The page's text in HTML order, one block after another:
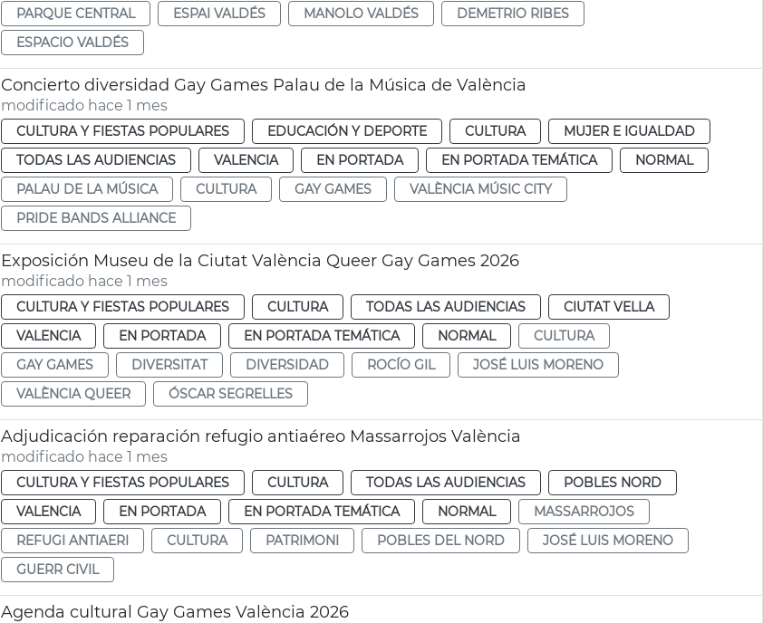
PARQUE CENTRAL
ESPAI VALDÉS MANOLO VALDÉS
DEMETRIO RIBES
ESPACIO VALDÉS
Concierto diversidad Gay Games Palau de la Música de València
modificado hace 1 mes
CULTURA Y FIESTAS POPULARES EDUCACIÓN Y DEPORTE CULTURA
MUJER E IGUALDAD
TODAS LAS AUDIENCIAS
VALENCIA EN PORTADA EN PORTADA TEMÁTICA
NORMAL
PALAU DE LA MÚSICA
CULTURA GAY GAMES
VALÈNCIA MÚSIC CITY
PRIDE BANDS ALLIANCE
Exposición Museu de la Ciutat València Queer Gay Games 2026
modificado hace 1 mes
CULTURA Y FIESTAS POPULARES CULTURA TODAS LAS AUDIENCIAS
CIUTAT VELLA
VALENCIA
EN PORTADA EN PORTADA TEMÁTICA NORMAL
CULTURA
GAY GAMES
DIVERSITAT DIVERSIDAD ROCÍO GIL
JOSÉ LUIS MORENO
VALÈNCIA QUEER
ÓSCAR SEGRELLES
Adjudicación reparación refugio antiaéreo Massarrojos València
modificado hace 1 mes
CULTURA Y FIESTAS POPULARES CULTURA TODAS LAS AUDIENCIAS
POBLES NORD
VALENCIA
EN PORTADA EN PORTADA TEMÁTICA NORMAL
MASSARROJOS
REFUGI ANTIAERI
CULTURA PATRIMONI POBLES DEL NORD
JOSÉ LUIS MORENO
GUERR CIVIL
Agenda cultural Gay Games València 2026